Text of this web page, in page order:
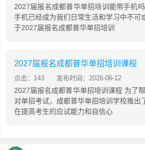
2027届报名成都普华单招培训能带手机
手机已经成为我们日常生活和学习中不可
于2027届报名成都普华单招培训
2027届报名成都普华单招培训课程
点击：143 发布时间：2026-06-12
2027届报名成都普华单招培训课程 为了
对单招考试，成都普华单招培训学校推出
在提高考生的应试能力和自信心